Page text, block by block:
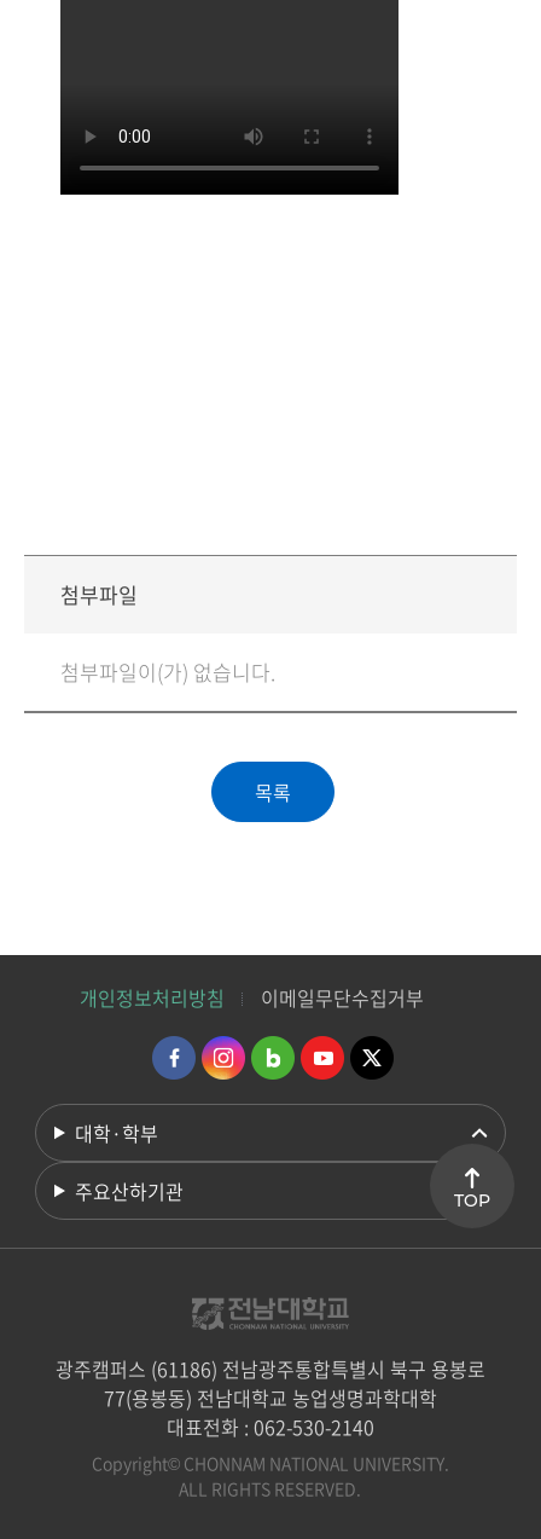
첨부파일
첨부파일이(가) 없습니다.
개인정보처리방침 이메일무단수집거부
대학·학부
주요산하기관
광주캠퍼스 (61186) 전남광주통합특별시 북구 용봉로
77(용봉동) 전남대학교 농업생명과학대학
대표전화 : 062-530-2140
Copyright© CHONNAM NATIONAL UNIVERSITY.
ALL RIGHTS RESERVED.
TOP